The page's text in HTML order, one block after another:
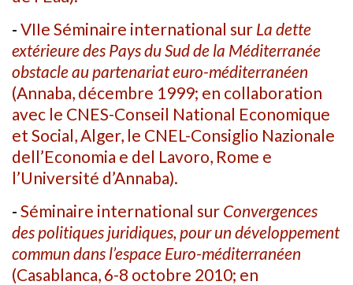
- VIIe Séminaire international sur La dette
extérieure des Pays du Sud de la Méditerranée
obstacle au partenariat euro-méditerranéen
(Annaba, décembre 1999; en collaboration
avec le CNES-Conseil National Economique
et Social, Alger, le CNEL-­Consiglio Nazionale
dell’Economia e del Lavoro, Rome e
l’Université d’Annaba).
- Séminaire international sur Convergences
des politiques juridiques, pour un développement
commun dans l’espace Euro-méditerranéen
(Casablanca, 6-8 octobre 2010; en